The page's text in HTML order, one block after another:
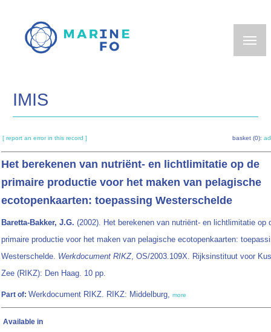
main
IMIS
[ report an error in this record ] basket (0):
Het berekenen van nutriënt- en lichtlimitatie op de
primaire productie voor het maken van pelagische
ecotopenkaarten: toepassing Westerschelde
Baretta-Bakker, J.G. (2002). Het berekenen van nutriënt- en lichtlimitatie op
primaire productie voor het maken van pelagische ecotopenkaarten:
Westerschelde. Werkdocument RIKZ, OS/2003.109X. Rijksinstituut voor
Zee (RIKZ): Den Haag. 10 pp.
Part of: Werkdocument RIKZ. RIKZ: Middelburg, more
Available in